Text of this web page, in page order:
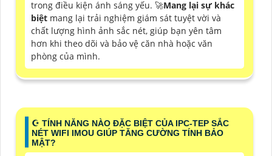
trong điều kiện ánh sáng yếu. 🚀Mang lại sự khác
biệt mang lại trải nghiệm giám sát tuyệt vời và
chất lượng hình ảnh sắc nét, giúp bạn yên tâm
hơn khi theo dõi và bảo vệ căn nhà hoặc văn
phòng của mình.
☪ TÍNH NĂNG NÀO ĐẶC BIỆT CỦA IPC-TEP SẮC
NÉT WIFI IMOU GIÚP TĂNG CƯỜNG TÍNH BẢO
MẬT?